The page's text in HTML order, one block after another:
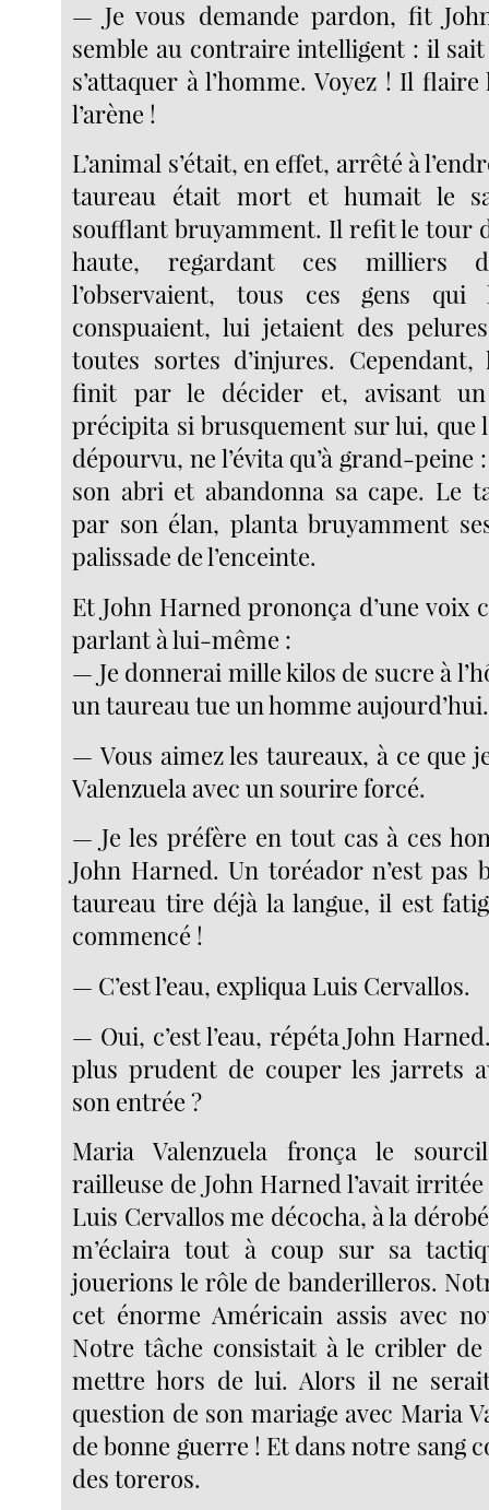
— Je vous demande pardon, fit
semble au contraire intelligent : il
s’attaquer à l’homme. Voyez ! Il
l’arène !
L’animal s’était, en effet, arrêté à
taureau était mort et humait le
soufflant bruyamment. Il refit le tour
haute, regardant ces milliers
l’observaient, tous ces gens
conspuaient, lui jetaient des pelures
toutes sortes d’injures. Cependant,
finit par le décider et, avisant
précipita si brusquement sur lui, que
dépourvu, ne l’évita qu’à grand-
son abri et abandonna sa cape. Le
par son élan, planta bruyamment
palissade de l’enceinte.
Et John Harned prononça d’une voix
parlant à lui-même :
— Je donnerai mille kilos de sucre à
un taureau tue un homme aujourd’hui.
— Vous aimez les taureaux, à ce que
Valenzuela avec un sourire forcé.
— Je les préfère en tout cas à ces
John Harned. Un toréador n’est pas
taureau tire déjà la langue, il est
commencé !
— C’est l’eau, expliqua Luis Cervallos.
— Oui, c’est l’eau, répéta John
plus prudent de couper les jarrets
son entrée ?
Maria Valenzuela fronça le
railleuse de John Harned l’avait
Luis Cervallos me décocha, à la
m’éclaira tout à coup sur sa
jouerions le rôle de banderilleros.
cet énorme Américain assis avec
Notre tâche consistait à le cribler de
mettre hors de lui. Alors il ne
question de son mariage avec Maria
de bonne guerre ! Et dans notre sang
des toreros.